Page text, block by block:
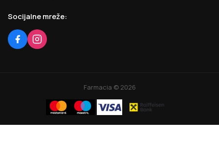
Socijalne mreže:
Farmacia © 2026